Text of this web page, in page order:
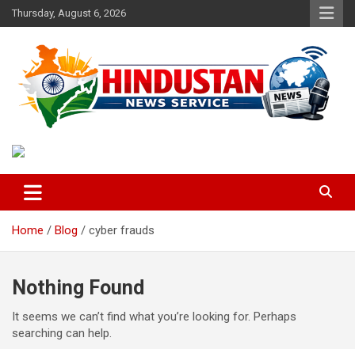
Skip
to
Thursday, August 6, 2026
Hindustan News Service
Home Blog cyber frauds
Nothing Found
It seems we can’t find what you’re looking for. Perhaps
searching can help.